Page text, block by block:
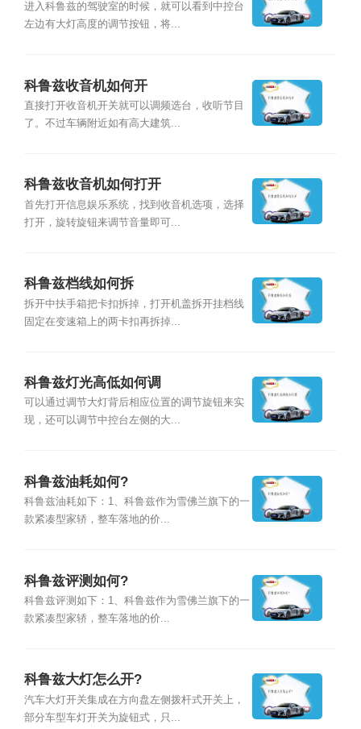
进入科鲁兹的驾驶室的时候，就可以看到中控台
左边有大灯高度的调节按钮，将...
科鲁兹收音机如何开
直接打开收音机开关就可以调频选台，收听节目
了。不过车辆附近如有高大建筑...
科鲁兹收音机如何打开
首先打开信息娱乐系统，找到收音机选项，选择
打开，旋转旋钮来调节音量即可...
科鲁兹档线如何拆
拆开中扶手箱把卡扣拆掉，打开机盖拆开挂档线
固定在变速箱上的两卡扣再拆掉...
科鲁兹灯光高低如何调
可以通过调节大灯背后相应位置的调节旋钮来实
现，还可以调节中控台左侧的大...
科鲁兹油耗如何?
科鲁兹油耗如下：1、科鲁兹作为雪佛兰旗下的一
款紧凑型家轿，整车落地的价...
科鲁兹评测如何?
科鲁兹评测如下：1、科鲁兹作为雪佛兰旗下的一
款紧凑型家轿，整车落地的价...
科鲁兹大灯怎么开?
汽车大灯开关集成在方向盘左侧拨杆式开关上，
部分车型车灯开关为旋钮式，只...